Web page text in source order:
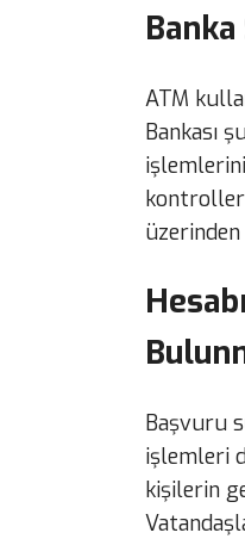
ATM
Bankası
Başvuru
işlemleri
kişilerin